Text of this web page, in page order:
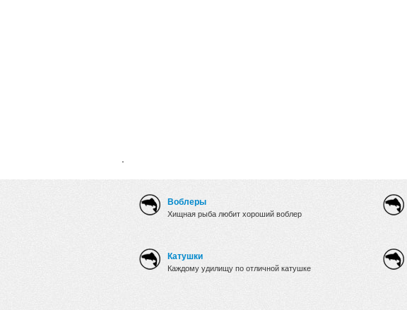
.
Воблеры
Хищная рыба любит хороший воблер
Катушки
Каждому удилищу по отличной катушке